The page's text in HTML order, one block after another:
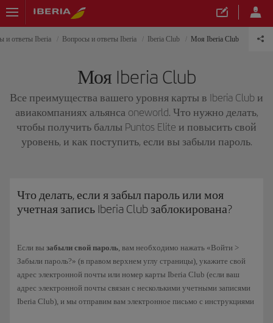
и ответы Iberia Вопросы и ответы Iberia Iberia Club Моя Iberia Club
Моя Iberia Club
Все преимущества вашего уровня карты в Iberia Club и
авиакомпаниях альянса oneworld. Что нужно делать,
чтобы получить баллы Puntos Elite и повысить свой
уровень, и как поступить, если вы забыли пароль.
Что делать, если я забыл пароль или моя
учетная запись Iberia Club заблокирована?
Если вы забыли свой пароль, вам необходимо нажать «Войти >
Забыли пароль?» (в правом верхнем углу страницы), укажите свой
адрес электронной почты или номер карты Iberia Club (если ваш
адрес электронной почты связан с несколькими учетными записями
Iberia Club), и мы отправим вам электронное письмо с инструкциями